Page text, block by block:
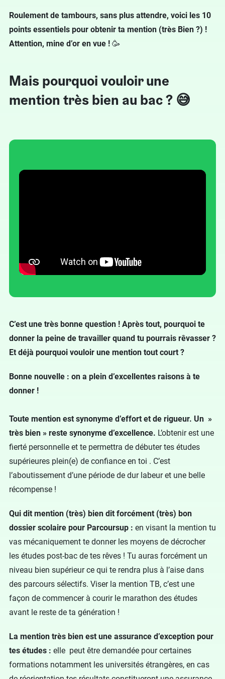
Roulement de tambours, sans plus attendre, voici les 10
points essentiels pour obtenir ta mention (très Bien ?) !
Attention, mine d’or en vue ! 🥳
Mais pourquoi vouloir une
mention très bien au bac ? 😅
C’est une très bonne question ! Après tout, pourquoi te
donner la peine de travailler quand tu pourrais rêvasser ?
Et déjà pourquoi vouloir une mention tout court ?
Bonne nouvelle : on a plein d’excellentes raisons à te
donner !
Toute mention est synonyme d’effort et de rigueur. Un »
très bien » reste synonyme d’excellence. L’obtenir est une
fierté personnelle et te permettra de débuter tes études
supérieures plein(e) de confiance en toi . C’est
l’aboutissement d’une période de dur labeur et une belle
récompense !
Qui dit mention (très) bien dit forcément (très) bon
dossier scolaire pour Parcoursup : en visant la mention tu
vas mécaniquement te donner les moyens de décrocher
les études post-bac de tes rêves ! Tu auras forcément un
niveau bien supérieur ce qui te rendra plus à l’aise dans
des parcours sélectifs. Viser la mention TB, c’est une
façon de commencer à courir le marathon des études
avant le reste de ta génération !
La mention très bien est une assurance d’exception pour
tes études : elle peut être demandée pour certaines
formations notamment les universités étrangères, en cas